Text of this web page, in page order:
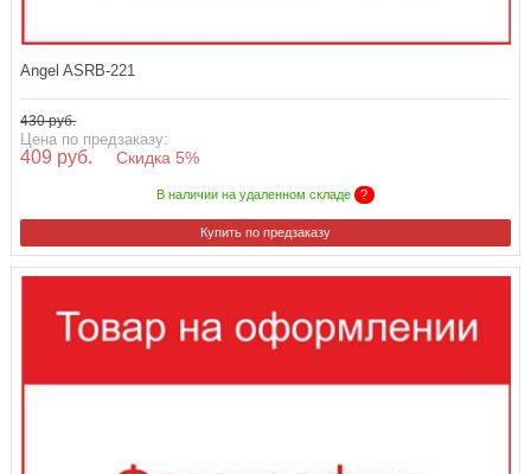
Angel ASRB-221
430 руб.
Цена по предзаказу:
409 руб. Скидка 5%
В наличии на удаленном складе ?
Купить по предзаказу